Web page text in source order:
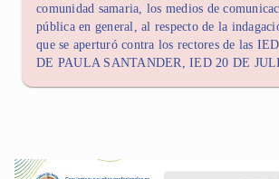
comunidad samaria, los medios de
pública en general, al respecto de la
que se aperturó contra los rectores de las
DE PAULA SANTANDER, IED 20 DE